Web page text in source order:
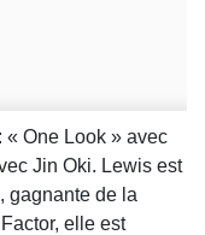
« One Look » avec
Jin Oki. Lewis est
gagnante de la
elle est